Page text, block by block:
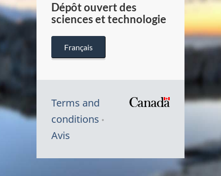
Dépôt ouvert des
sciences et technologie
Français
Terms and
conditions
Avis
du